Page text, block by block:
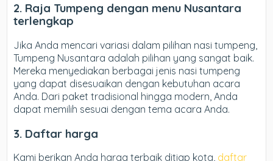
2. Raja Tumpeng dengan menu Nusantara
terlengkap
Jika Anda mencari variasi dalam pilihan nasi tumpeng,
Tumpeng Nusantara adalah pilihan yang sangat baik.
Mereka menyediakan berbagai jenis nasi tumpeng
yang dapat disesuaikan dengan kebutuhan acara
Anda. Dari paket tradisional hingga modern, Anda
dapat memilih sesuai dengan tema acara Anda.
3. Daftar harga
Kami berikan Anda harga terbaik ditiap kota, daftar